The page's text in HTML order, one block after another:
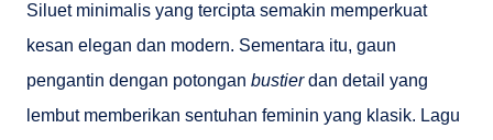
Siluet minimalis yang tercipta semakin memperkuat
kesan elegan dan modern. Sementara itu, gaun
pengantin dengan potongan bustierdan detail yang
lembut memberikan sentuhan feminin yang klasik. Lagu